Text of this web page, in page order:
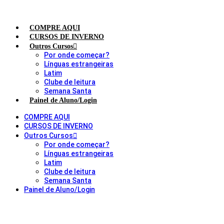
COMPRE AQUI
CURSOS DE INVERNO
Outros Cursos
Por onde começar?
Línguas estrangeiras
Latim
Clube de leitura
Semana Santa
Painel de Aluno/Login
COMPRE AQUI
CURSOS DE INVERNO
Outros Cursos
Por onde começar?
Línguas estrangeiras
Latim
Clube de leitura
Semana Santa
Painel de Aluno/Login